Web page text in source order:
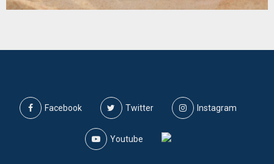
Facebook Twitter Instagram
Youtube